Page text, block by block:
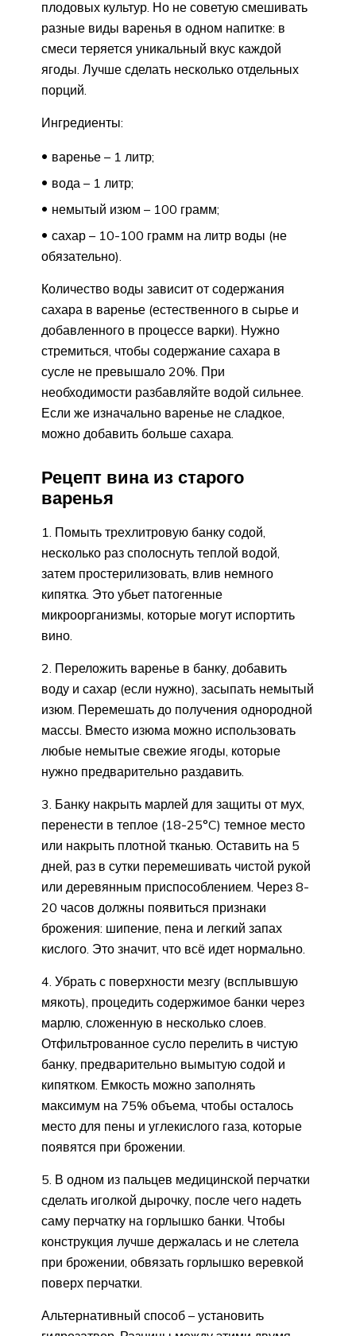
плодовых культур. Но не советую смешивать
разные виды варенья в одном напитке: в
смеси теряется уникальный вкус каждой
ягоды. Лучше сделать несколько отдельных
порций.
Ингредиенты:
варенье – 1 литр;
вода – 1 литр;
немытый изюм – 100 грамм;
сахар – 10-100 грамм на литр воды (не
обязательно).
Количество воды зависит от содержания
сахара в варенье (естественного в сырье и
добавленного в процессе варки). Нужно
стремиться, чтобы содержание сахара в
сусле не превышало 20%. При
необходимости разбавляйте водой сильнее.
Если же изначально варенье не сладкое,
можно добавить больше сахара.
Рецепт вина из старого
варенья
1. Помыть трехлитровую банку содой,
несколько раз сполоснуть теплой водой,
затем простерилизовать, влив немного
кипятка. Это убьет патогенные
микроорганизмы, которые могут испортить
вино.
2. Переложить варенье в банку, добавить
воду и сахар (если нужно), засыпать немытый
изюм. Перемешать до получения однородной
массы. Вместо изюма можно использовать
любые немытые свежие ягоды, которые
нужно предварительно раздавить.
3. Банку накрыть марлей для защиты от мух,
перенести в теплое (18-25°C) темное место
или накрыть плотной тканью. Оставить на 5
дней, раз в сутки перемешивать чистой рукой
или деревянным приспособлением. Через 8-
20 часов должны появиться признаки
брожения: шипение, пена и легкий запах
кислого. Это значит, что всё идет нормально.
4. Убрать с поверхности мезгу (всплывшую
мякоть), процедить содержимое банки через
марлю, сложенную в несколько слоев.
Отфильтрованное сусло перелить в чистую
банку, предварительно вымытую содой и
кипятком. Емкость можно заполнять
максимум на 75% объема, чтобы осталось
место для пены и углекислого газа, которые
появятся при брожении.
5. В одном из пальцев медицинской перчатки
сделать иголкой дырочку, после чего надеть
саму перчатку на горлышко банки. Чтобы
конструкция лучше держалась и не слетела
при брожении, обвязать горлышко веревкой
поверх перчатки.
Альтернативный способ – установить